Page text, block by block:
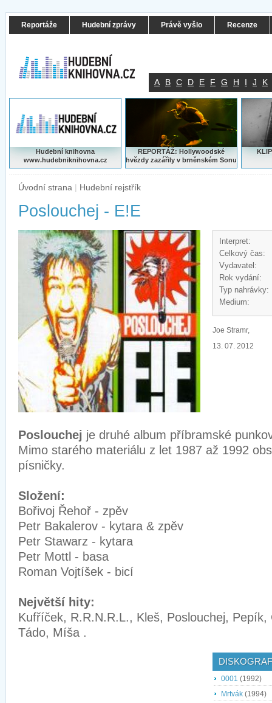
Reportáže Hudební zprávy Právě vyšlo Recenze
A B C D E F G H I J K
Hudební knihovna
www.hudebniknihovna.cz
REPORTÁŽ: Hollywoodské
hvězdy zazářily v brněnském Sonu
Úvodní strana | Hudební rejstřík
Poslouchej - E!E
Interpret:
Celkový čas:
Vydavatel:
Rok vydání:
Typ nahrávky:
Medium:
Joe Stramr,
13. 07. 2012
Poslouchej je druhé album příbramské
Mimo starého materiálu z let 1987 až 1992
písničky.
Složení:
Bořivoj Řehoř - zpěv
Petr Bakalerov - kytara & zpěv
Petr Stawarz - kytara
Petr Mottl - basa
Roman Vojtíšek - bicí
Největší hity:
Kufříček, R.R.N.R.L., Kleš, Poslouchej,
Tádo, Míša .
0001 (1992)
Mrtvák (1994)